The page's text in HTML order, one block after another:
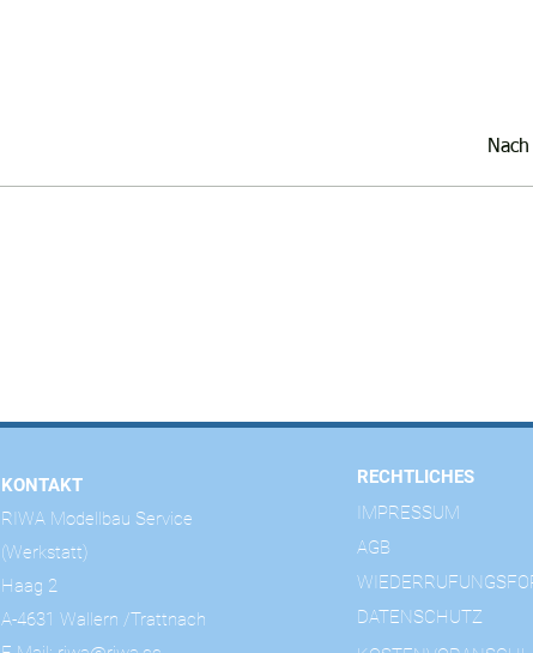
KONTAKT
RIWA Modellbau Service
(Werkstatt)
Haag 2
A-4631 Wallern /Trattnach
RECHTLICHES
IMPRESSUM
AGB
DATENSCHUTZ